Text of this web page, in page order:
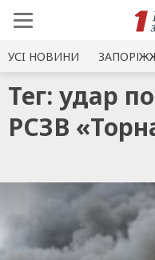
УСI НОВИНИ
Тег: удар
РСЗВ